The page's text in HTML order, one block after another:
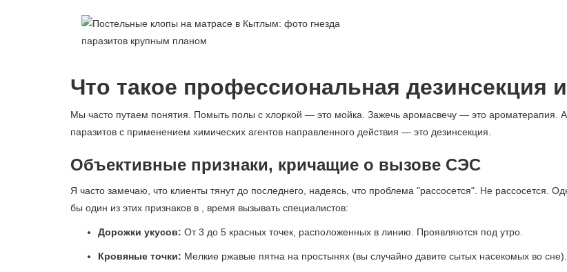
Что такое профессиональная дезинсекция
Мы часто путаем понятия. Помыть полы с хлоркой — это мойка. Зажечь аромасвечу — это ароматерапия. А
паразитов с применением химических агентов направленного действия — это дезинсекция.
Объективные признаки, кричащие о вызове СЭС
Я часто замечаю, что клиенты тянут до последнего, надеясь, что проблема "рассосется". Не рассосется.
бы один из этих признаков в , время вызывать специалистов:
Дорожки укусов: От 3 до 5 красных точек, расположенных в линию. Проявляются под утро.
Кровяные точки: Мелкие ржавые пятна на простынях (вы случайно давите сытых насекомых во сне).